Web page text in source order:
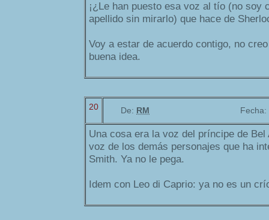
¡¿Le han puesto esa voz al tío (no soy
apellido sin mirarlo) que hace de
Voy a estar de acuerdo contigo, no
buena idea.
20 De: RM Fecha:
Una cosa era la voz del príncipe de
voz de los demás personajes que ha
Smith. Ya no le pega.
Idem con Leo di Caprio: ya no es un